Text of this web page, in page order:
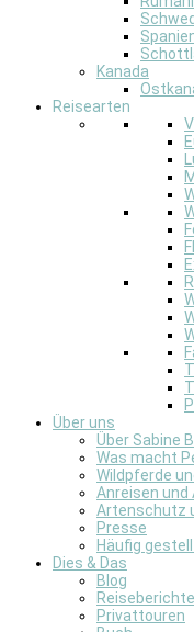
Kanada
Reisearten
Über uns
Über Sabine
Was macht
Wildpferde
Anreisen und
Artenschutz
Presse
Häufig
Dies & Das
Blog
Reiseberichte
Privattouren